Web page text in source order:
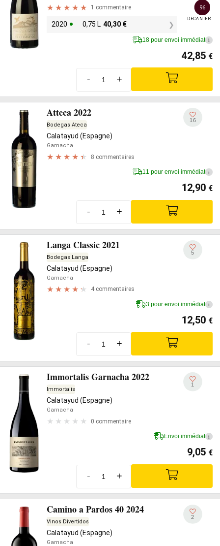
1 commentaire
2020 0,75 L 40,30 €
96
DECANTER
18 pour envoi immédiat i
42,85 €
- +
Atteca 2022
Bodegas Ateca
Calatayud (Espagne)
Garnacha
8 commentaires
16
11 pour envoi immédiat i
12,90 €
- +
Langa Classic 2021
Bodegas Langa
Calatayud (Espagne)
Garnacha
4 commentaires
5
3 pour envoi immédiat i
12,50 €
- +
Immortalis Garnacha 2022
Immortalis
Calatayud (Espagne)
Garnacha
0 commentaire
1
Envoi immédiat i
9,05 €
- +
Camino a Pardos 40 2024
Vinos Divertidos
Calatayud (Espagne)
Garnacha
2